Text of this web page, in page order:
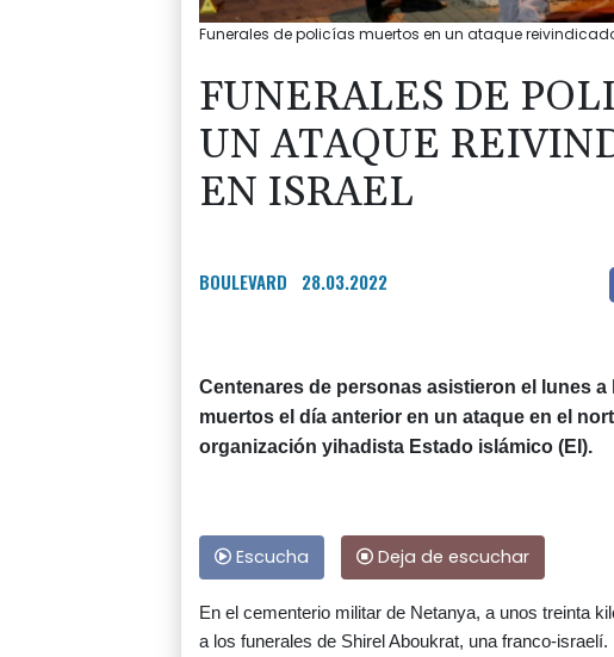
Funerales de policías muertos en un ataque reivindicado
FUNERALES DE
UN ATAQUE
EN ISRAEL
BOULEVARD 28.03.2022
Centenares de personas asistieron el lunes
muertos el día anterior en un ataque en el
organización yihadista Estado islámico (EI).
Escucha Deja de escuchar
En el cementerio militar de Netanya, a unos treinta
a los funerales de Shirel Aboukrat, una franco-israelí.